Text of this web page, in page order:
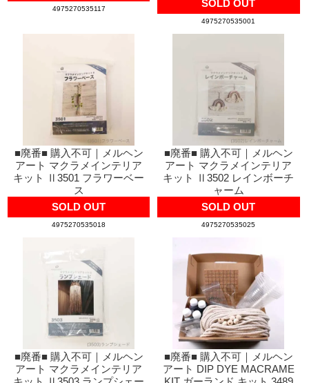
4975270535117
SOLD OUT
4975270535001
■廃番■ 購入不可｜メルヘン
アート マクラメインテリア
キット Ⅱ3501 フラワーベー
ス
SOLD OUT
4975270535018
■廃番■ 購入不可｜メルヘン
アート マクラメインテリア
キット Ⅱ3502 レインボーチ
ャーム
SOLD OUT
4975270535025
■廃番■ 購入不可｜メルヘン
アート マクラメインテリア
■廃番■ 購入不可｜メルヘン
アート DIP DYE MACRAME